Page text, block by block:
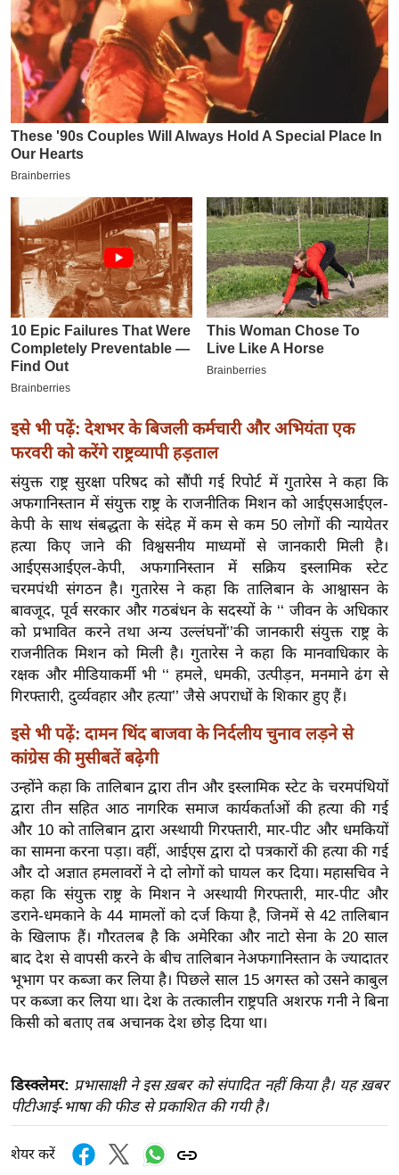
L
2
0
2
6
क्रा
इ
म
-
पे
प
र
मि
सा
ल
बे
मि
सा
ल
श
ख्सि
य
त
यं
ग
इं
डि
या
सा
हि
त्य
ज
ग
त
ऑ
टो
व
र्ल्ड
न्यू
ज
ब्री
नो
रं
न
इसे भी पढ़ें: देशभर के बिजली कर्मचारी और अभियंता एक
फरवरी को करेंगे राष्ट्रव्यापी हड़ताल
संयुक्त राष्ट्र सुरक्षा परिषद को सौंपी गई रिपोर्ट में गुतारेस ने कहा कि
अफगानिस्तान में संयुक्त राष्ट्र के राजनीतिक मिशन को आईएसआईएल-
केपी के साथ संबद्धता के संदेह में कम से कम 50 लोगों की न्यायेतर
हत्या किए जाने की विश्वसनीय माध्यमों से जानकारी मिली है।
आईएसआईएल-केपी, अफगानिस्तान में सक्रिय इस्लामिक स्टेट
चरमपंथी संगठन है। गुतारेस ने कहा कि तालिबान के आश्वासन के
बावजूद, पूर्व सरकार और गठबंधन के सदस्यों के ‘‘ जीवन के अधिकार
को प्रभावित करने तथा अन्य उल्लंघनों’’की जानकारी संयुक्त राष्ट्र के
राजनीतिक मिशन को मिली है। गुतारेस ने कहा कि मानवाधिकार के
रक्षक और मीडियाकर्मी भी ‘‘ हमले, धमकी, उत्पीड़न, मनमाने ढंग से
गिरफ्तारी, दुर्व्यवहार और हत्या’’ जैसे अपराधों के शिकार हुए हैं।
इसे भी पढ़ें: दामन थिंद बाजवा के निर्दलीय चुनाव लड़ने से
कांग्रेस की मुसीबतें बढ़ेगी
उन्होंने कहा कि तालिबान द्वारा तीन और इस्लामिक स्टेट के चरमपंथियों
द्वारा तीन सहित आठ नागरिक समाज कार्यकर्ताओं की हत्या की गई
और 10 को तालिबान द्वारा अस्थायी गिरफ्तारी, मार-पीट और धमकियों
का सामना करना पड़ा। वहीं, आईएस द्वारा दो पत्रकारों की हत्या की गई
और दो अज्ञात हमलावरों ने दो लोगों को घायल कर दिया। महासचिव ने
कहा कि संयुक्त राष्ट्र के मिशन ने अस्थायी गिरफ्तारी, मार-पीट और
डराने-धमकाने के 44 मामलों को दर्ज किया है, जिनमें से 42 तालिबान
के खिलाफ हैं। गौरतलब है कि अमेरिका और नाटो सेना के 20 साल
बाद देश से वापसी करने के बीच तालिबान नेअफगानिस्तान के ज्यादातर
भूभाग पर कब्जा कर लिया है। पिछले साल 15 अगस्त को उसने काबुल
पर कब्जा कर लिया था। देश के तत्कालीन राष्ट्रपति अशरफ गनी ने बिना
किसी को बताए तब अचानक देश छोड़ दिया था।
डिस्क्लेमर: प्रभासाक्षी ने इस ख़बर को संपादित नहीं किया है। यह ख़बर
पीटीआई-भाषा की फीड से प्रकाशित की गयी है।
शेयर करें